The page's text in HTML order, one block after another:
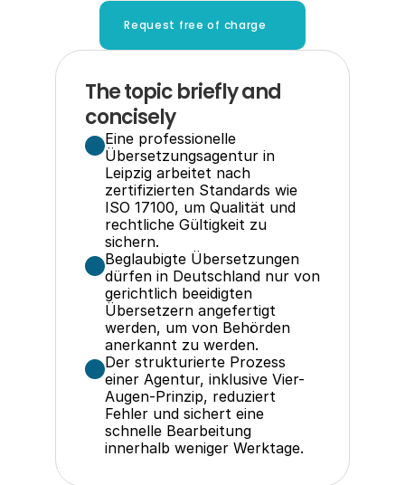
Request free of charge
The topic briefly and
concisely
Eine professionelle
Übersetzungsagentur in
Leipzig arbeitet nach
zertifizierten Standards wie
ISO 17100, um Qualität und
rechtliche Gültigkeit zu
sichern.
Beglaubigte Übersetzungen
dürfen in Deutschland nur von
gerichtlich beeidigten
Übersetzern angefertigt
werden, um von Behörden
anerkannt zu werden.
Der strukturierte Prozess
einer Agentur, inklusive Vier-
Augen-Prinzip, reduziert
Fehler und sichert eine
schnelle Bearbeitung
innerhalb weniger Werktage.